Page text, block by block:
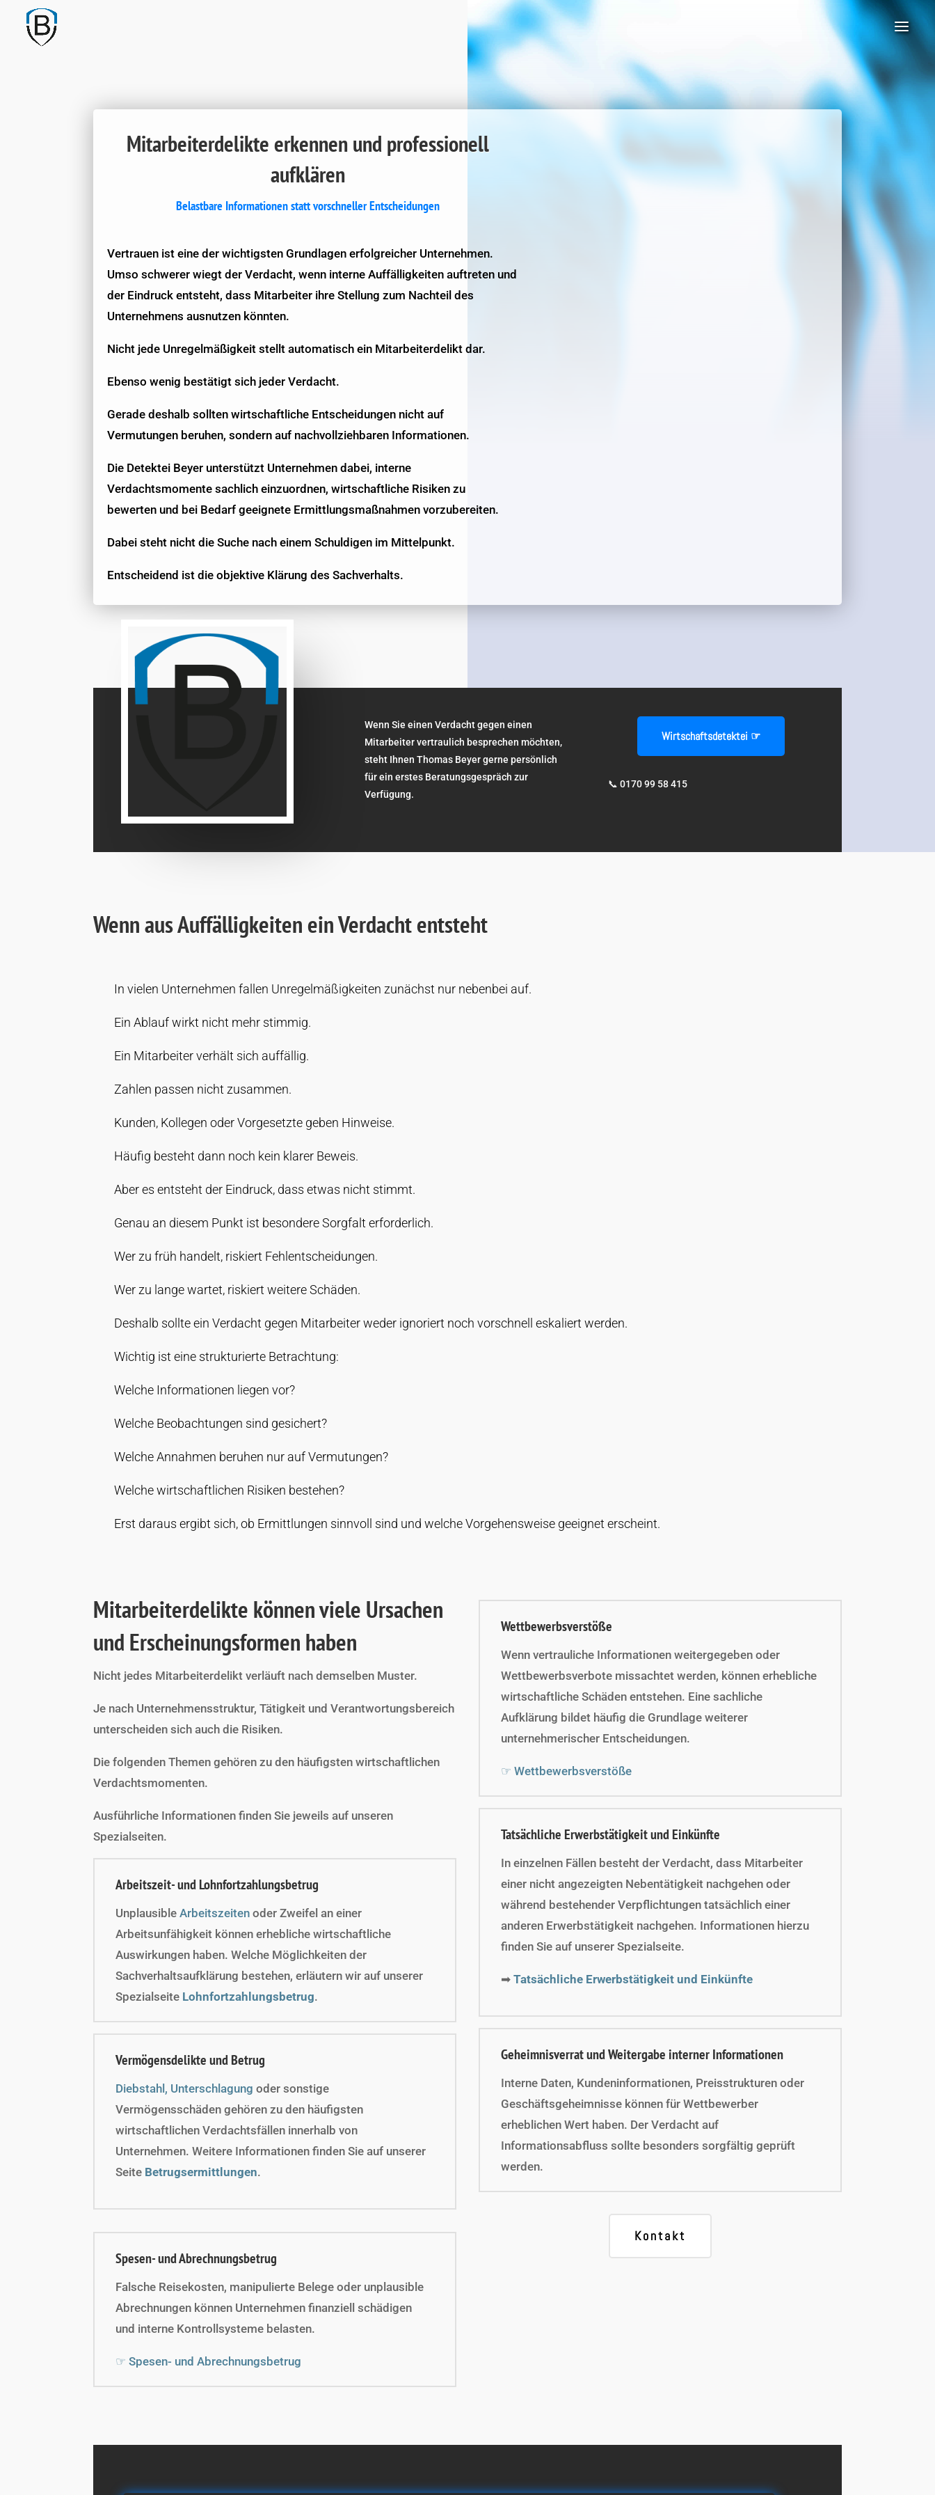
Mitarbeiterdelikte erkennen und professionell
aufklären
Belastbare Informationen statt vorschneller Entscheidungen
Vertrauen ist eine der wichtigsten Grundlagen erfolgreicher Unternehmen.
Umso schwerer wiegt der Verdacht, wenn interne Auffälligkeiten auftreten und
der Eindruck entsteht, dass Mitarbeiter ihre Stellung zum Nachteil des
Unternehmens ausnutzen könnten.
Nicht jede Unregelmäßigkeit stellt automatisch ein Mitarbeiterdelikt dar.
Ebenso wenig bestätigt sich jeder Verdacht.
Gerade deshalb sollten wirtschaftliche Entscheidungen nicht auf
Vermutungen beruhen, sondern auf nachvollziehbaren Informationen.
Die Detektei Beyer unterstützt Unternehmen dabei, interne
Verdachtsmomente sachlich einzuordnen, wirtschaftliche Risiken zu
bewerten und bei Bedarf geeignete Ermittlungsmaßnahmen vorzubereiten.
Dabei steht nicht die Suche nach einem Schuldigen im Mittelpunkt.
Entscheidend ist die objektive Klärung des Sachverhalts.
Wenn Sie einen Verdacht gegen einen
Mitarbeiter vertraulich besprechen möchten,
steht Ihnen Thomas Beyer gerne persönlich
für ein erstes Beratungsgespräch zur
Verfügung.
Wirtschaftsdetektei ☞
📞 0170 99 58 415
Wenn aus Auffälligkeiten ein Verdacht entsteht
In vielen Unternehmen fallen Unregelmäßigkeiten zunächst nur nebenbei auf.
Ein Ablauf wirkt nicht mehr stimmig.
Ein Mitarbeiter verhält sich auffällig.
Zahlen passen nicht zusammen.
Kunden, Kollegen oder Vorgesetzte geben Hinweise.
Häufig besteht dann noch kein klarer Beweis.
Aber es entsteht der Eindruck, dass etwas nicht stimmt.
Genau an diesem Punkt ist besondere Sorgfalt erforderlich.
Wer zu früh handelt, riskiert Fehlentscheidungen.
Wer zu lange wartet, riskiert weitere Schäden.
Deshalb sollte ein Verdacht gegen Mitarbeiter weder ignoriert noch vorschnell eskaliert werden.
Wichtig ist eine strukturierte Betrachtung:
Welche Informationen liegen vor?
Welche Beobachtungen sind gesichert?
Welche Annahmen beruhen nur auf Vermutungen?
Welche wirtschaftlichen Risiken bestehen?
Erst daraus ergibt sich, ob Ermittlungen sinnvoll sind und welche Vorgehensweise geeignet erscheint.
Mitarbeiterdelikte können viele Ursachen
und Erscheinungsformen haben
Nicht jedes Mitarbeiterdelikt verläuft nach demselben Muster.
Je nach Unternehmensstruktur, Tätigkeit und Verantwortungsbereich
unterscheiden sich auch die Risiken.
Die folgenden Themen gehören zu den häufigsten wirtschaftlichen
Verdachtsmomenten.
Ausführliche Informationen finden Sie jeweils auf unseren
Spezialseiten.
Arbeitszeit- und Lohnfortzahlungsbetrug
UnplausibleArbeitszeiten oder Zweifel an einer
Arbeitsunfähigkeit können erhebliche wirtschaftliche
Auswirkungen haben. Welche Möglichkeiten der
Sachverhaltsaufklärung bestehen, erläutern wir auf unserer
Spezialseite Lohnfortzahlungsbetrug.
Vermögensdelikte und Betrug
Diebstahl, Unterschlagung oder sonstige
Vermögensschäden gehören zu den häufigsten
wirtschaftlichen Verdachtsfällen innerhalb von
Unternehmen. Weitere Informationen finden Sie auf unserer
Seite Betrugsermittlungen.
Spesen- und Abrechnungsbetrug
Falsche Reisekosten, manipulierte Belege oder unplausible
Abrechnungen können Unternehmen finanziell schädigen
und interne Kontrollsysteme belasten.
☞ Spesen- und Abrechnungsbetrug
Wettbewerbsverstöße
Wenn vertrauliche Informationen weitergegeben oder
Wettbewerbsverbote missachtet werden, können erhebliche
wirtschaftliche Schäden entstehen. Eine sachliche
Aufklärung bildet häufig die Grundlage weiterer
unternehmerischer Entscheidungen.
☞ Wettbewerbsverstöße
Tatsächliche Erwerbstätigkeit und Einkünfte
In einzelnen Fällen besteht der Verdacht, dass Mitarbeiter
einer nicht angezeigten Nebentätigkeit nachgehen oder
während bestehender Verpflichtungen tatsächlich einer
anderen Erwerbstätigkeit nachgehen. Informationen hierzu
finden Sie auf unserer Spezialseite.
➡Tatsächliche Erwerbstätigkeit und Einkünfte
Geheimnisverrat und Weitergabe interner Informationen
Interne Daten, Kundeninformationen, Preisstrukturen oder
Geschäftsgeheimnisse können für Wettbewerber
erheblichen Wert haben. Der Verdacht auf
Informationsabfluss sollte besonders sorgfältig geprüft
werden.
Kontakt